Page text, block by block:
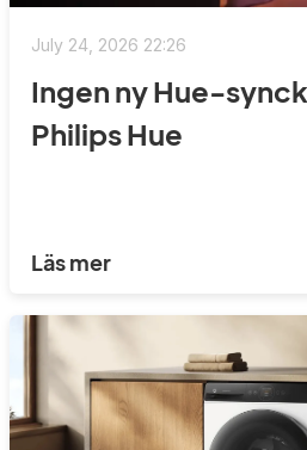
July 24, 2026 22:26
Ingen ny Hue-
Philips Hue
Läs mer